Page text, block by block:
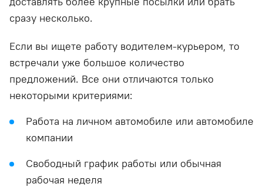
сразу несколько.
Если вы ищете работу водителем-курьером, то
встречали уже большое количество
предложений. Все они отличаются только
некоторыми критериями:
Работа на личном автомобиле или автомобиле
компании
Свободный график работы или обычная
рабочая неделя